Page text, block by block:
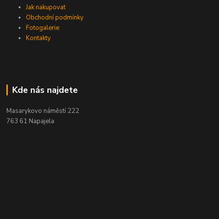
Jak nakupovat
Obchodní podmínky
Fotogalerie
Kontakty
Kde nás najdete
Masarykovo náměstí 222
763 61 Napajela